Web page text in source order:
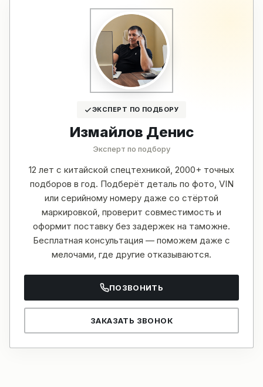
ЭКСПЕРТ ПО ПОДБОРУ
Измайлов Денис
Эксперт по подбору
12 лет с китайской спецтехникой, 2000+ точных
подборов в год. Подберёт деталь по фото, VIN
или серийному номеру даже со стёртой
маркировкой, проверит совместимость и
оформит поставку без задержек на таможне.
Бесплатная консультация — поможем даже с
мелочами, где другие отказываются.
ПОЗВОНИТЬ
ЗАКАЗАТЬ ЗВОНОК